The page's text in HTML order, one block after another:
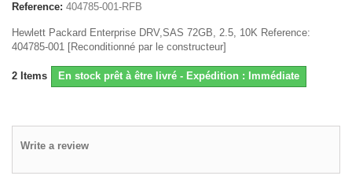
Reference: 404785-001-RFB
Hewlett Packard Enterprise DRV,SAS 72GB, 2.5, 10K Reference:
404785-001 [Reconditionné par le constructeur]
2 Items En stock prêt à être livré - Expédition : Immédiate
Write a review